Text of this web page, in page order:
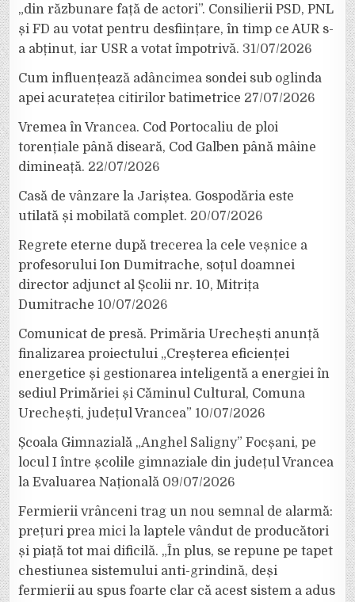
„din răzbunare față de actori”. Consilierii PSD, PNL
și FD au votat pentru desființare, în timp ce AUR s-
a abținut, iar USR a votat împotrivă. 31/07/2026
Cum influențează adâncimea sondei sub oglinda
apei acuratețea citirilor batimetrice 27/07/2026
Vremea în Vrancea. Cod Portocaliu de ploi
torențiale până diseară, Cod Galben până mâine
dimineață. 22/07/2026
Casă de vânzare la Jariștea. Gospodăria este
utilată și mobilată complet. 20/07/2026
Regrete eterne după trecerea la cele veșnice a
profesorului Ion Dumitrache, soțul doamnei
director adjunct al Școlii nr. 10, Mitrița
Dumitrache 10/07/2026
Comunicat de presă. Primăria Urechești anunță
finalizarea proiectului „Creșterea eficienței
energetice și gestionarea inteligentă a energiei în
sediul Primăriei și Căminul Cultural, Comuna
Urechești, județul Vrancea” 10/07/2026
Școala Gimnazială „Anghel Saligny” Focșani, pe
locul I între școlile gimnaziale din județul Vrancea
la Evaluarea Națională 09/07/2026
Fermierii vrânceni trag un nou semnal de alarmă:
prețuri prea mici la laptele vândut de producători
și piață tot mai dificilă. „În plus, se repune pe tapet
chestiunea sistemului anti-grindină, deși
fermierii au spus foarte clar că acest sistem a adus